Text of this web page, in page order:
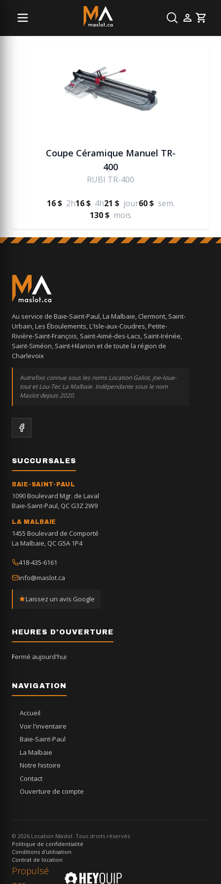
Cart
Plancher
Coupe Céramique Manuel TR-
400
RUBI TR-400
16 $ 2h16 $ 4h21 $ jour60 $ sem.
130 $ mois
Au service de Baie-Saint-Paul, La Malbaie, Clermont, Saint-
Urbain, Les Éboulements, L'Isle-aux-Coudres, Petite-
Rivière-Saint-François, Saint-Aimé-des-Lacs, Saint-Irénée,
Saint-Siméon, Saint-Hilarion et de toute la région de
Charlevoix
Autrefois connue sous les noms Location Galiot, Joe-loue-
tout et Lou-Tec La Malbaie. Indépendante sous le nom
Maslot depuis 2020.
SUCCURSALES
BAIE-SAINT-PAUL
1090 Boulevard Mgr. de Laval
Baie-Saint-Paul, QC G3Z 2W9
LA MALBAIE
1455 Boulevard de Comporté
La Malbaie, QC G5A 1P4
418-435-6161
info@maslot.ca
Laissez un avis Google
HEURES D'OUVERTURE
Fermé aujourd'hui
NAVIGATION
Accueil
Voir l'inventaire
Baie-Saint-Paul
La Malbaie
Notre histoire
Contact
Ouverture de compte
© 2026 Location Maslot. Tous droits réservés
Politique de confidentialité
Conditions d'utilisation
Contrat de location
Propulsé